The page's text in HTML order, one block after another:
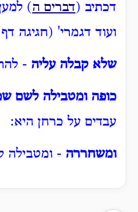
דכתיב (דברים ה)
ועוד דגמרי' (חגיגה
שלא קבלה עליה -
כופה ומטבילה לשם
עבדים על כרחן היא:
ומשחררה - ומטבילה